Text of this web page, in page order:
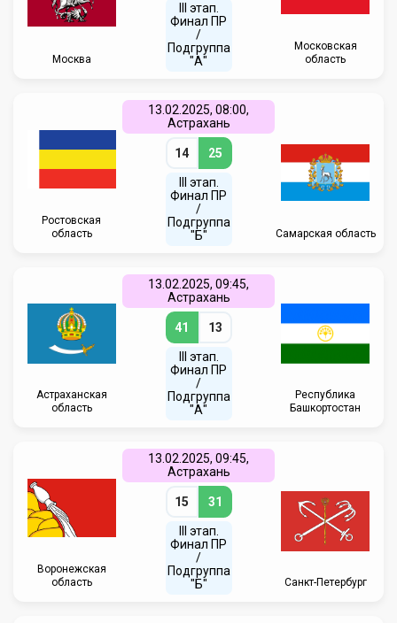
Москва
III этап.
Финал ПР
/
Подгруппа
"А"
Московская
область
Ростовская
область
13.02.2025, 08:00,
Астрахань
14 25
III этап.
Финал ПР
/
Подгруппа
"Б"
Самарская область
Астраханская
область
13.02.2025, 09:45,
Астрахань
41 13
III этап.
Финал ПР
/
Подгруппа
"А"
Республика
Башкортостан
Воронежская
область
13.02.2025, 09:45,
Астрахань
15 31
III этап.
Финал ПР
/
Подгруппа
"Б"
Санкт-Петербург